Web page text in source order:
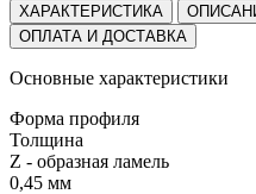
ХАРАКТЕРИСТИКА
ОПЛАТА И ДОСТАВКА
Основные характеристики
Форма профиля
Толщина
Z - образная ламель
0,45 мм